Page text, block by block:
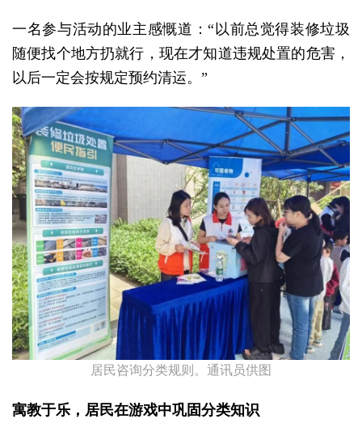
一名参与活动的业主感慨道：“以前总觉得装修垃圾
随便找个地方扔就行，现在才知道违规处置的危害，
以后一定会按规定预约清运。”
居民咨询分类规则。通讯员供图
寓教于乐，居民在游戏中巩固分类知识